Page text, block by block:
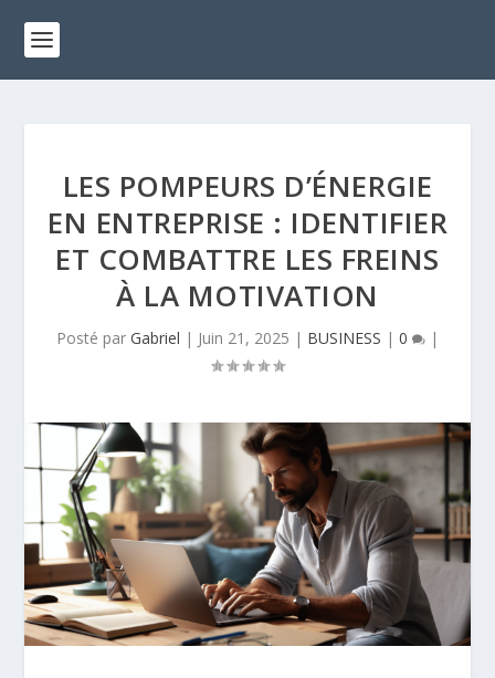
LES POMPEURS D’ÉNERGIE
EN ENTREPRISE : IDENTIFIER
ET COMBATTRE LES FREINS
À LA MOTIVATION
Posté par Gabriel | Juin 21, 2025 | BUSINESS | 0 |